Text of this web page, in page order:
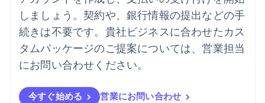
しましょう。契約や、銀行情報の提出などの手
続きは不要です。貴社ビジネスに合わせたカス
タムパッケージのご提案については、営業担当
にお問い合わせください。
今すぐ始める 営業にお問い合わせ
English
ノルウェー
English
ハンガリー
English
フィンランド
ブラジル
PortuguêsEnglish